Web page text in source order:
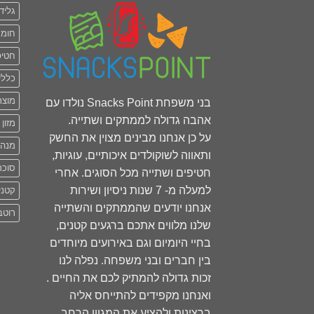
בני משפחת Snacks Point נולדו עם
אהבה גדולה לממתקים ושתייה.
על כן אנחנו מבינים מצוין את החשק
ותאווה לשוקולדים איכותיים, עוגיות,
חטיפים ושתייה מכל הסוגים. אחרי
למעלה מ- 7 שנות ניסיון ושירות
אנחנו יודעים שהממתקים והשתייה
שלנו מלווים אתכם ברגעים קטנים,
בחיי היומיום וגם באירועים מיוחדים
בין חברים ובני משפחה. נפלה לנו
זכות גדולה להמתיק לכם את החיים .
ואנחנו מקפידים להתייחס אליה
כללי